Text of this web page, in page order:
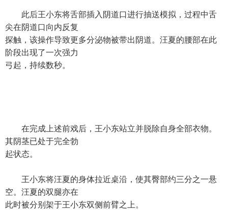
此后王小东将舌部插入阴道口进行抽送模拟，过程中舌
尖在阴道口向内反复
探触，该操作导致更多分泌物被带出阴道。汪夏的腰部在此
阶段出现了一次强力
弓起，持续数秒。
在完成上述前戏后，王小东站立并脱除自身全部衣物。
其阴茎已处于完全勃
起状态。
王小东将汪夏的身体拉近桌沿，使其臀部约三分之一悬
空。汪夏的双腿亦在
此时被分别架于王小东双侧前臂之上。